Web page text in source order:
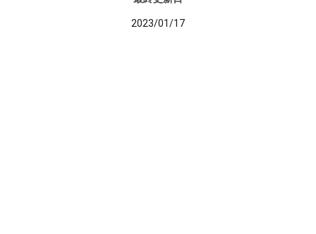
2023/01/17